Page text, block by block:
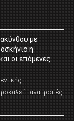
με
η
οι επόμενες
ανατροπές